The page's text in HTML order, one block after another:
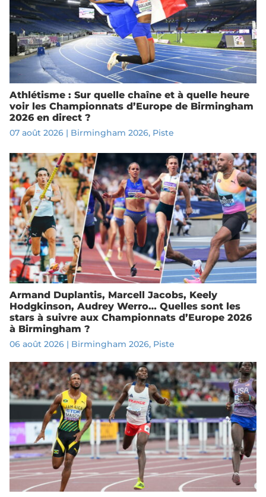
Athlétisme : Sur quelle chaîne et à quelle heure
voir les Championnats d’Europe de Birmingham
2026 en direct ?
07 août 2026| Birmingham 2026, Piste
Armand Duplantis, Marcell Jacobs, Keely
Hodgkinson, Audrey Werro… Quelles sont les
stars à suivre aux Championnats d’Europe 2026
à Birmingham ?
06 août 2026| Birmingham 2026, Piste